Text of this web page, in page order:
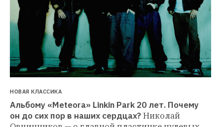
НОВАЯ КЛАССИКА
Альбому «Meteora» Linkin Park 20 лет. Почему
он до сих пор в наших сердцах?Николай